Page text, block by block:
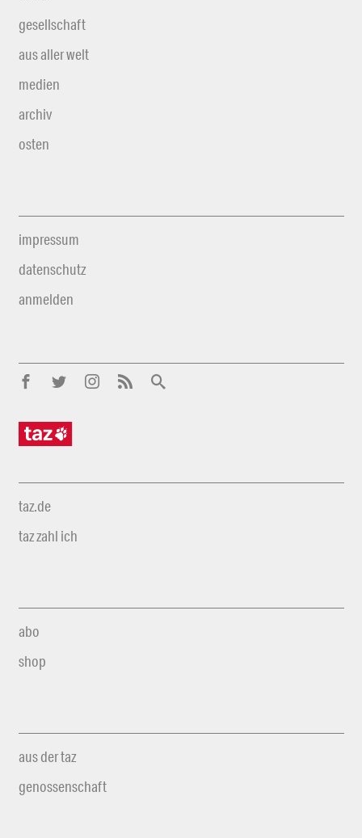
gesellschaft
aus aller welt
medien
archiv
osten
impressum
datenschutz
anmelden
taz.de
taz zahl ich
abo
shop
aus der taz
genossenschaft